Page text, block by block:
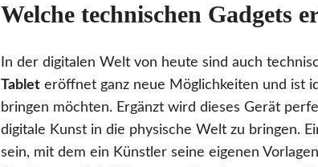
Welche technischen Gadgets
In der digitalen Welt von heute sind auch
Tablet eröffnet ganz neue Möglichkeiten und ist
bringen möchten. Ergänzt wird dieses Gerät
digitale Kunst in die physische Welt zu bringen.
sein, mit dem ein Künstler seine eigenen